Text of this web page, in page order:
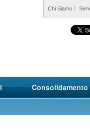
Chi Siamo